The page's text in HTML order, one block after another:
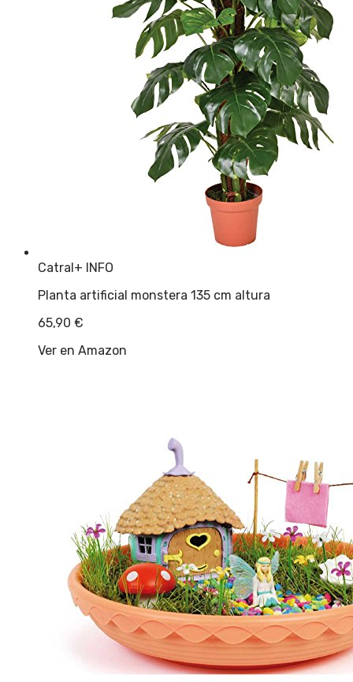
Catral+ INFO
Planta artificial monstera 135 cm altura
65,90 €
Ver en Amazon